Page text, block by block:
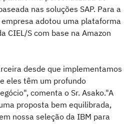
nas soluções SAP. Para a
adotou uma plataforma
CIEL/S com base na Amazon
desde que implementamos
eles têm um profundo
comenta o Sr. Asako."A
proposta bem equilibrada,
nossa seleção da IBM para